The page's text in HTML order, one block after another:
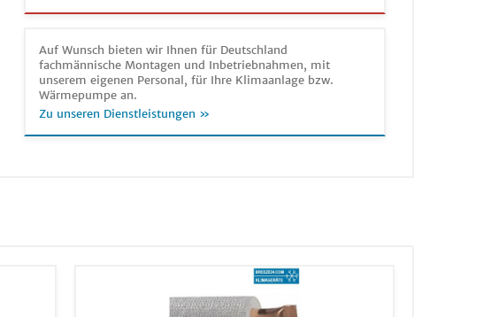
Auf Wunsch bieten wir Ihnen für Deutschland
fachmännische Montagen und Inbetriebnahmen, mit
unserem eigenen Personal, für Ihre Klimaanlage bzw.
Wärmepumpe an.
Zu unseren Dienstleistungen »